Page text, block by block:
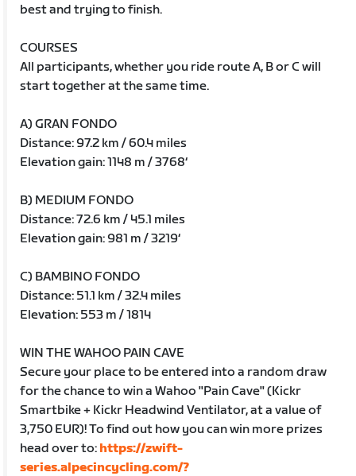
best and trying to finish.
COURSES
All participants, whether you ride route A, B or C will
start together at the same time.
A) GRAN FONDO
Distance: 97.2 km / 60.4 miles
Elevation gain: 1148 m / 3768‘
B) MEDIUM FONDO
Distance: 72.6 km / 45.1 miles
Elevation gain: 981 m / 3219‘
C) BAMBINO FONDO
Distance: 51.1 km / 32.4 miles
Elevation: 553 m / 1814
WIN THE WAHOO PAIN CAVE
Secure your place to be entered into a random draw
for the chance to win a Wahoo "Pain Cave" (Kickr
Smartbike + Kickr Headwind Ventilator, at a value of
3,750 EUR)! To find out how you can win more prizes
head over to: https://zwift-
series.alpecincycling.com/?